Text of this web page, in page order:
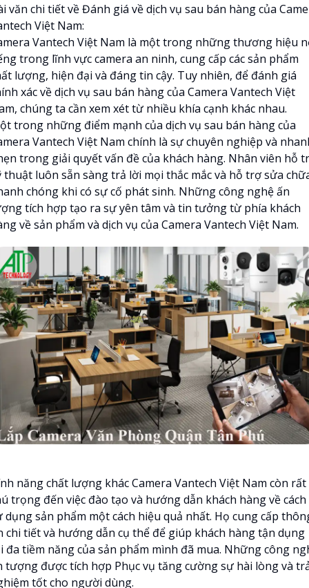
văn chi tiết về Đánh giá về dịch vụ sau bán hàng của
Việt Nam:
Vantech Việt Nam là một trong những thương hiệu
trong lĩnh vực camera an ninh, cung cấp các sản phẩm
lượng, hiện đại và đáng tin cậy. Tuy nhiên, để đánh giá
xác về dịch vụ sau bán hàng của Camera Vantech Việt
chúng ta cần xem xét từ nhiều khía cạnh khác nhau.
trong những điểm mạnh của dịch vụ sau bán hàng của
Vantech Việt Nam chính là sự chuyên nghiệp và
trong giải quyết vấn đề của khách hàng. Nhân viên hỗ
thuật luôn sẵn sàng trả lời mọi thắc mắc và hỗ trợ sửa
chóng khi có sự cố phát sinh. Những công nghệ ấn
tích hợp tạo ra sự yên tâm và tin tưởng từ phía khách
về sản phẩm và dịch vụ của Camera Vantech Việt Nam.
năng chất lượng khác Camera Vantech Việt Nam còn rất
trọng đến việc đào tạo và hướng dẫn khách hàng về cách
dụng sản phẩm một cách hiệu quả nhất. Họ cung cấp
chi tiết và hướng dẫn cụ thể để giúp khách hàng tận dụng
đa tiềm năng của sản phẩm mình đã mua. Những công
tượng được tích hợp Phục vụ tăng cường sự hài lòng và
tốt cho người dùng.